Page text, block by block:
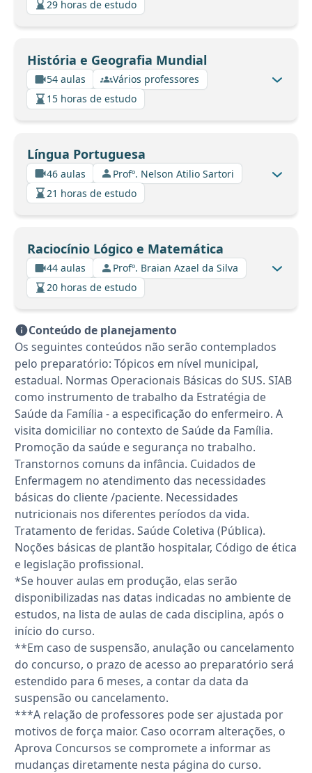
29 horas de estudo
História e Geografia Mundial
54 aulas
Vários professores
15 horas de estudo
Língua Portuguesa
46 aulas
Profº. Nelson Atilio Sartori
21 horas de estudo
Raciocínio Lógico e Matemática
44 aulas
Profº. Braian Azael da Silva
20 horas de estudo
Conteúdo de planejamento
Os seguintes conteúdos não serão contemplados
pelo preparatório: Tópicos em nível municipal,
estadual. Normas Operacionais Básicas do SUS. SIAB
como instrumento de trabalho da Estratégia de
Saúde da Família - a especificação do enfermeiro. A
visita domiciliar no contexto de Saúde da Família.
Promoção da saúde e segurança no trabalho.
Transtornos comuns da infância. Cuidados de
Enfermagem no atendimento das necessidades
básicas do cliente /paciente. Necessidades
nutricionais nos diferentes períodos da vida.
Tratamento de feridas. Saúde Coletiva (Pública).
Noções básicas de plantão hospitalar, Código de ética
e legislação profissional.
*Se houver aulas em produção, elas serão
disponibilizadas nas datas indicadas no ambiente de
estudos, na lista de aulas de cada disciplina, após o
início do curso.
**Em caso de suspensão, anulação ou cancelamento
do concurso, o prazo de acesso ao preparatório será
estendido para 6 meses, a contar da data da
suspensão ou cancelamento.
***A relação de professores pode ser ajustada por
motivos de força maior. Caso ocorram alterações, o
Aprova Concursos se compromete a informar as
mudanças diretamente nesta página do curso.